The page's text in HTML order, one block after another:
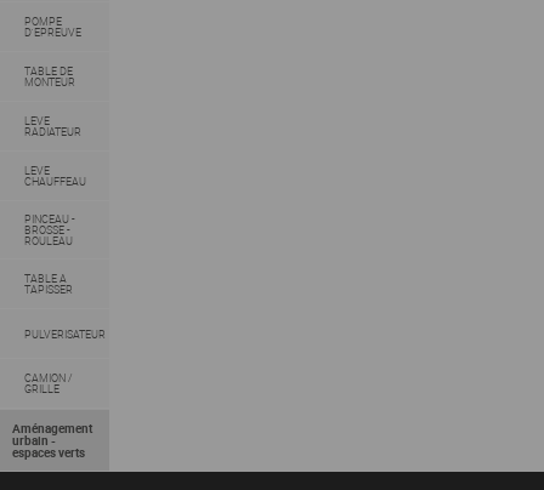
POMPE
D'EPREUVE
TABLE DE
MONTEUR
LEVE
RADIATEUR
LEVE
CHAUFFEAU
PINCEAU -
BROSSE -
ROULEAU
TABLE A
TAPISSER
PULVERISATEUR
CAMION /
GRILLE
Aménagement
urbain -
espaces verts